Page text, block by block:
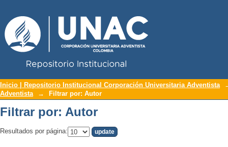
Filtrar por: Autor
Inicio | Repositorio Institucional Corporación Universitaria Adventista
Adventista
→ Filtrar por: Autor
Filtrar por: Autor
Resultados por página: